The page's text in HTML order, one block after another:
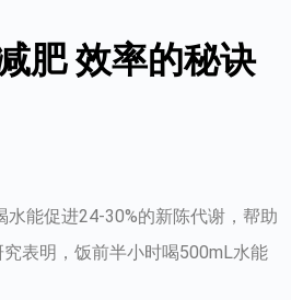
肥 效率的秘诀
水能促进24-30%的新陈代谢，帮助
表明，饭前半小时喝500mL水能